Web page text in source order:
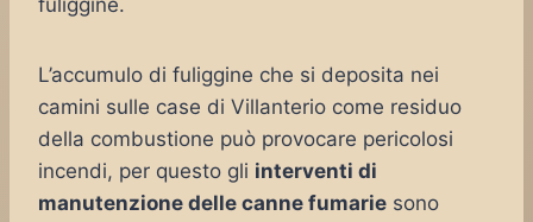
fuliggine.
L’accumulo di fuliggine che si deposita nei
camini sulle case di Villanterio come residuo
della combustione può provocare pericolosi
incendi, per questo gli interventi di
manutenzione delle canne fumarie sono